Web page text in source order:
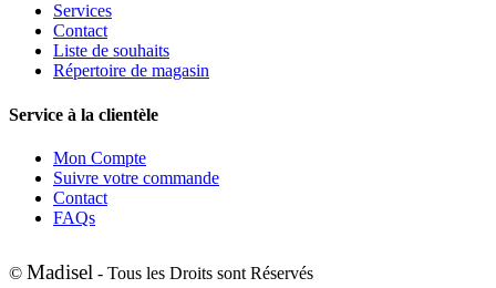
Services
Contact
Liste de souhaits
Répertoire de magasin
Service à la clientèle
Mon Compte
Suivre votre commande
Contact
FAQs
© Madisel - Tous les Droits sont Réservés